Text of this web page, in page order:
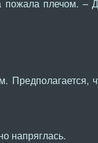
плечом. –
напряглась.